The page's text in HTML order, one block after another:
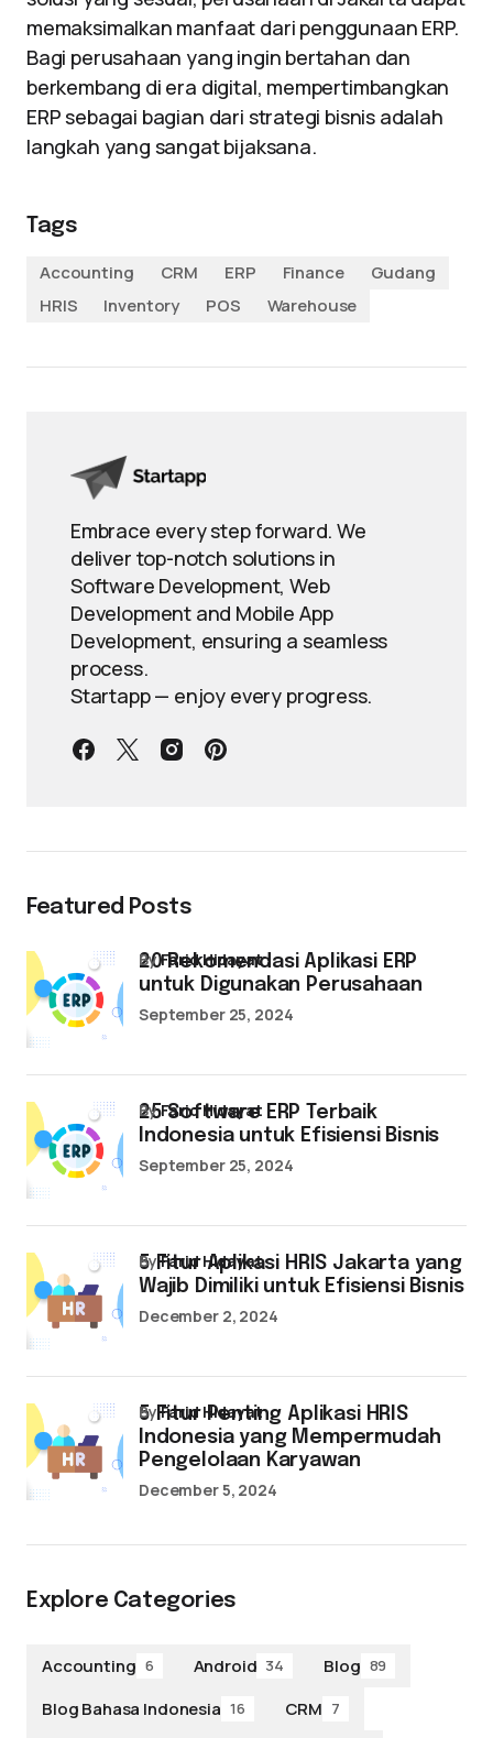
memaksimalkan manfaat dari penggunaan ERP.
Bagi perusahaan yang ingin bertahan dan
berkembang di era digital, mempertimbangkan
ERP sebagai bagian dari strategi bisnis adalah
langkah yang sangat bijaksana.
Tags
Accounting
CRM ERP Finance
Gudang
HRIS
Inventory POS Warehouse
Embrace every step forward. We
deliver top-notch solutions in
Software Development, Web
Development and Mobile App
Development, ensuring a seamless
process.
Startapp — enjoy every progress.
Featured Posts
20 Rekomendasi Aplikasi ERP
untuk Digunakan Perusahaan
byFarid Hidayat
September 25, 2024
25 Software ERP Terbaik
Indonesia untuk Efisiensi Bisnis
byFarid Hidayat
September 25, 2024
5 Fitur Aplikasi HRIS Jakarta yang
Wajib Dimiliki untuk Efisiensi Bisnis
byFarid Hidayat
December 2, 2024
5 Fitur Penting Aplikasi HRIS
Indonesia yang Mempermudah
Pengelolaan Karyawan
byFarid Hidayat
December 5, 2024
Explore Categories
Accounting 6 Android 34 Blog 89
Blog Bahasa Indonesia 16 CRM 7